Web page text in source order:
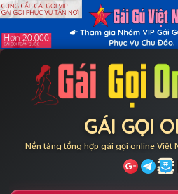
Skip
content
GÁI GỌI
Nền tảng tổng hợp gái gọi online Việt